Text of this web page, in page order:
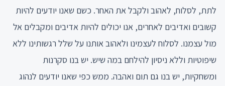
לתת, לסלוח, לאהוב ולקבל את האחר. כשם שאנו יודעים להיות
קשובים ואדיבים לאחרים, אנו יכולים להיות אדיבים ומקבלים אל
מול עצמנו. לסלוח לעצמינו ולאהוב אותנו על שלל רגשותינו ללא
שיפוטיות וללא ניסיון להילחם במה שיש. יש בנו סקרנות
ומשחקיות, יש בנו גם תום ואהבה. ממש כפי שאנו יודעים לנהוג